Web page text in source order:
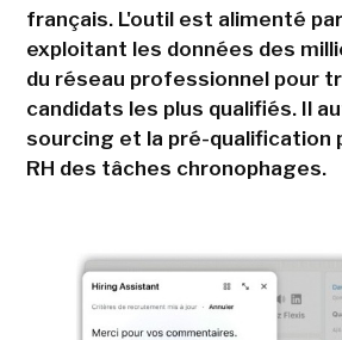
français. L'outil est alimenté
exploitant les données des
du réseau professionnel pour
candidats les plus qualifiés. Il
sourcing et la pré-qualification
RH des tâches chronophages.